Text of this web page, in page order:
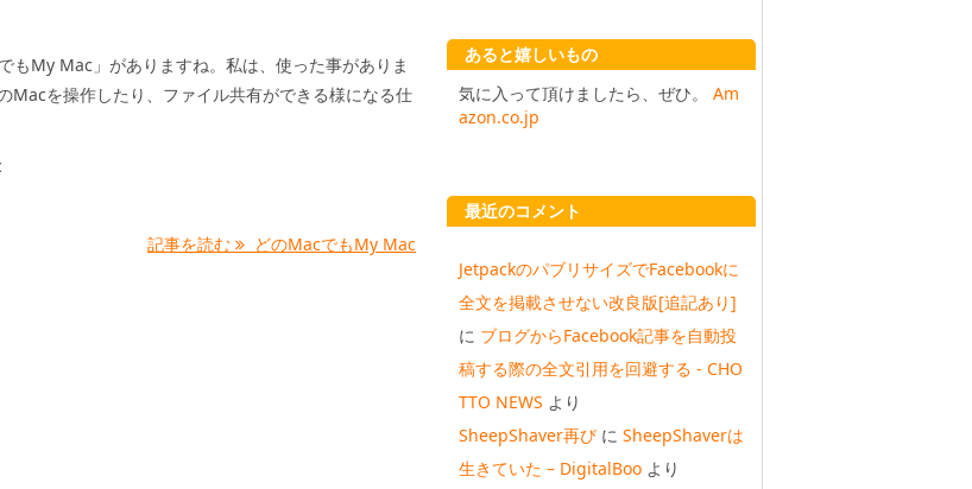
もMy Mac」がありますね。私は、使った事がありま
Macを操作したり、ファイル共有ができる様になる仕
記事を読む どのMacでもMy Mac
あると嬉しいもの
気に入って頂けましたら、ぜひ。 Am
azon.co.jp
最近のコメント
JetpackのパブリサイズでFacebookに
全文を掲載させない改良版[追記あり]
に ブログからFacebook記事を自動投
稿する際の全文引用を回避する - CHO
TTO NEWS より
SheepShaver再び に SheepShaverは
生きていた – DigitalBoo より